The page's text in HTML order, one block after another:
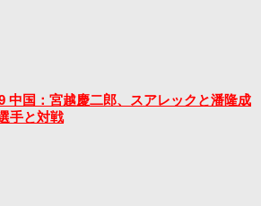
中国：宮越慶二郎、スアレックと潘隆成
手と対戦